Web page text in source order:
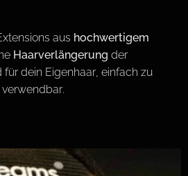
aus hochwertigem
Haarverlängerung der
für dein Eigenhaar, einfach zu